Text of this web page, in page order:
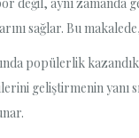
sağlar. Bu
popülerlik
geliştirmenin yanı